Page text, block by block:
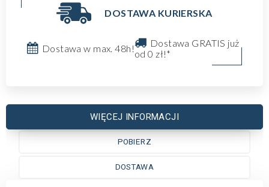
DOSTAWA KURIERSKA
Dostawa w max. 48h!
Dostawa GRATIS już
od 0 zł!*
WIĘCEJ INFORMACJI
POBIERZ
DOSTAWA